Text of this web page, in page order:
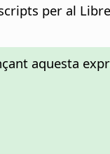
per al
aquesta